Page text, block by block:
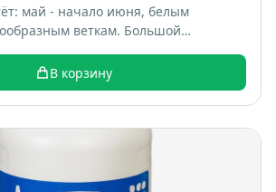
май - начало июня, белым
веткам. Большой
как “белый фонтан”. Итоговый
1,5-2 м высотой и шириной.
В корзину